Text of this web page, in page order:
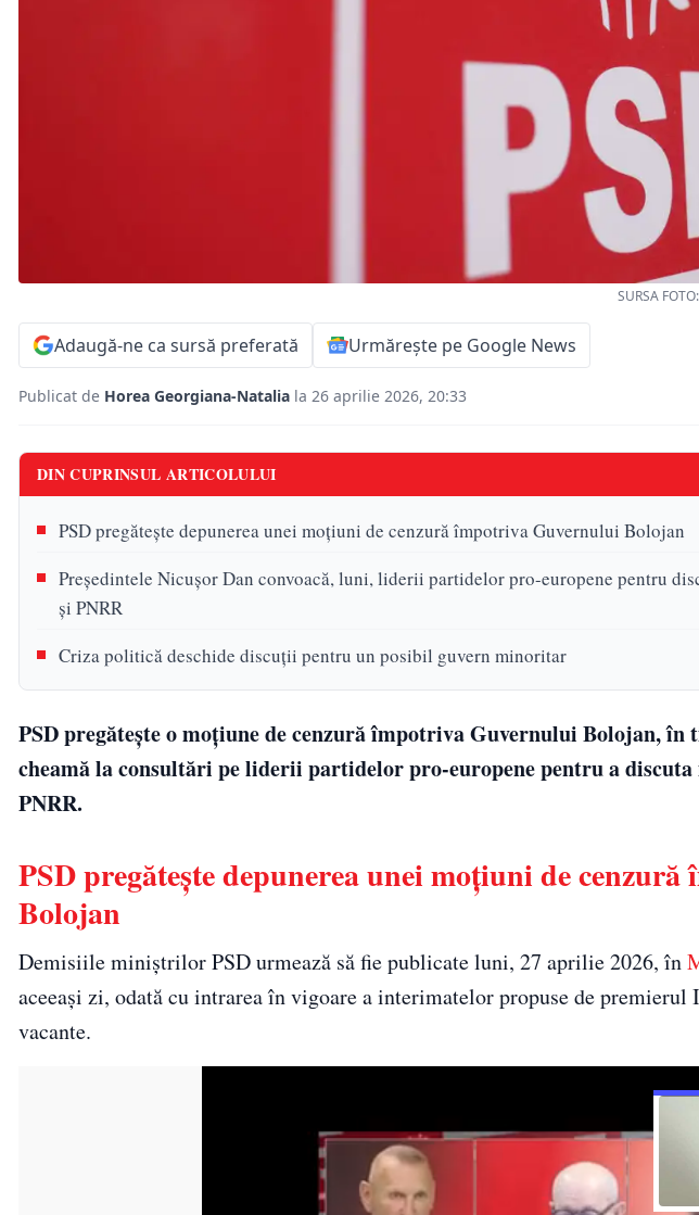
SURSA
Adaugă-ne ca sursă preferată Urmărește pe Google News
Publicat de Horea Georgiana-Natalia la 26 aprilie 2026, 20:33
DIN CUPRINSUL ARTICOLULUI
PSD pregătește depunerea unei moțiuni de cenzură împotriva Guvernului Bolojan
Președintele Nicușor Dan convoacă, luni, liderii partidelor pro-europene pentru
și PNRR
Criza politică deschide discuții pentru un posibil guvern minoritar
PSD pregătește o moțiune de cenzură împotriva Guvernului Bolojan, în
cheamă la consultări pe liderii partidelor pro-europene pentru a
PNRR.
PSD pregătește depunerea unei moțiuni de
Bolojan
Demisiile miniștrilor PSD urmează să fie publicate luni, 27 aprilie 2026, în
aceeași zi, odată cu intrarea în vigoare a interimatelor propuse de
vacante.